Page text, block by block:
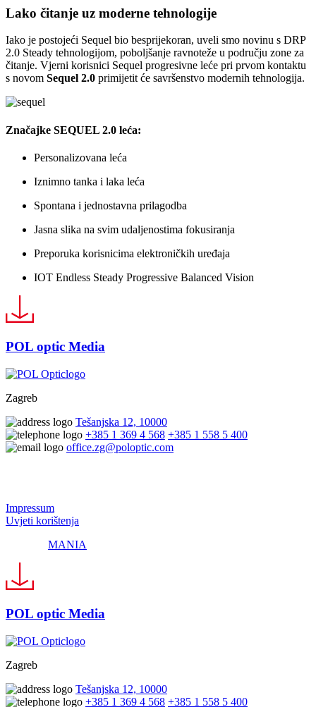
Lako čitanje uz moderne tehnologije
Iako je postojeći Sequel bio besprijekoran, uveli smo novinu s DRP
2.0 Steady tehnologijom, poboljšanje ravnoteže u području zone za
čitanje. Vjerni korisnici Sequel progresivne leće pri prvom kontaktu
s novom Sequel 2.0 primijetit će savršenstvo modernih tehnologija.
Značajke SEQUEL 2.0 leća:
Personalizovana leća
Iznimno tanka i laka leća
Spontana i jednostavna prilagodba
Jasna slika na svim udaljenostima fokusiranja
Preporuka korisnicima elektroničkih uređaja
IOT Endless Steady Progressive Balanced Vision
POL optic Media
Zagreb
Tešanjska 12, 10000
+385 1 369 4 568 +385 1 558 5 400
office.zg@poloptic.com
Impressum
Uvjeti korištenja
MANIA
POL optic Media
Zagreb
Tešanjska 12, 10000
+385 1 369 4 568 +385 1 558 5 400